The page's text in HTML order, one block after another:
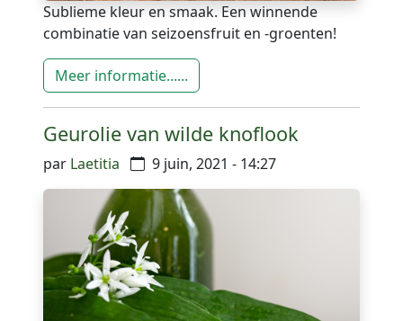
Sublieme kleur en smaak. Een winnende
combinatie van seizoensfruit en -groenten!
Meer informatie......
Geurolie van wilde knoflook
par Laetitia 9 juin, 2021 - 14:27